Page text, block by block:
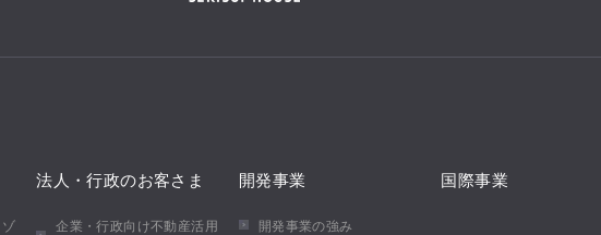
法人・行政のお客さま
企業・行政向け不動産活用
開発事業
開発事業の強み
国際事業